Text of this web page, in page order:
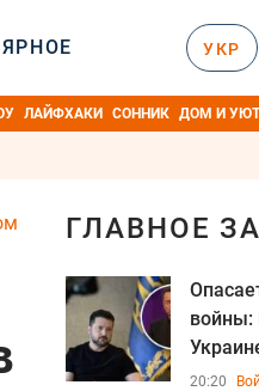
УКР
ЛАЙФХАКИ СОННИК ДОМ И УЮТ
ГЛАВНОЕ
войны:
20:20